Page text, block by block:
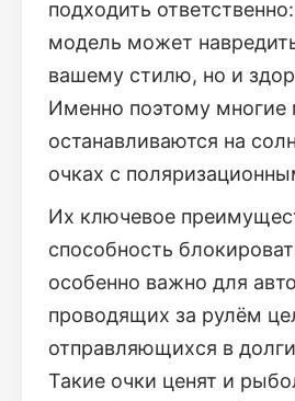
подходить
модель может
вашему стилю, но и
Именно поэтому
останавливаются на
очках с
Их ключевое
способность
особенно важно для
проводящих за рулём
отправляющихся в
Такие очки ценят и